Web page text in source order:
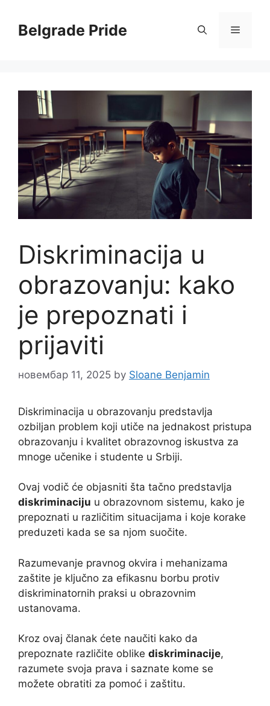
contentBelgrade Pride Menu
Diskriminacija u
obrazovanju: kako
je prepoznati i
prijaviti
новембар 11, 2025 by Sloane Benjamin
Diskriminacija u obrazovanju predstavlja
ozbiljan problem koji utiče na jednakost pristupa
obrazovanju i kvalitet obrazovnog iskustva za
mnoge učenike i studente u Srbiji.
Ovaj vodič će objasniti šta tačno predstavlja
diskriminaciju u obrazovnom sistemu, kako je
prepoznati u različitim situacijama i koje korake
preduzeti kada se sa njom suočite.
Razumevanje pravnog okvira i mehanizama
zaštite je ključno za efikasnu borbu protiv
diskriminatornih praksi u obrazovnim
ustanovama.
Kroz ovaj članak ćete naučiti kako da
prepoznate različite oblike diskriminacije,
razumete svoja prava i saznate kome se
možete obratiti za pomoć i zaštitu.